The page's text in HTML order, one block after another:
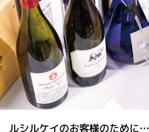
ルシルケイのお客様のために…